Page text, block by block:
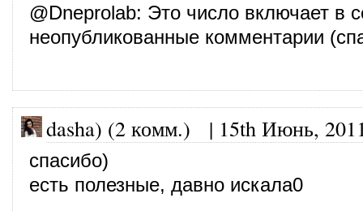
@Dneprolab: Это число включает в
неопубликованные комментарии
dasha) (2 комм.) | 15th Июнь,
спасибо)
есть полезные, давно искала0